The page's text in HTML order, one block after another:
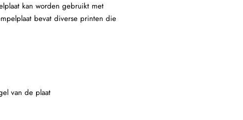
kan worden gebruikt met
bevat diverse printen die
van de plaat